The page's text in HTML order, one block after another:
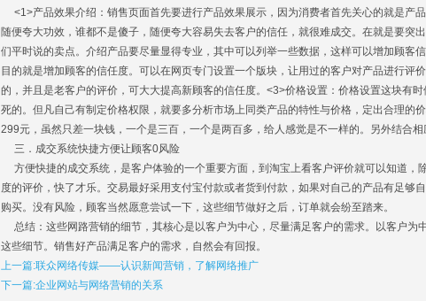
<1>产品效果介绍：销售页面首先要进行产品效果展示，因为消费者首先关心的就是产
随便夸大功效，谁都不是傻子，随便夸大容易失去客户的信任，就很难成交。在就是要突
们平时说的卖点。介绍产品要尽量显得专业，其中可以列举一些数据，这样可以增加顾客
目的就是增加顾客的信任度。可以在网页专门设置一个版块，让用过的客户对产品进行评
的，并且是老客户的评价，可大大提高新顾客的信任度。<3>价格设置：价格设置这块有
死的。但凡自己有制定价格权限，就要多分析市场上同类产品的特性与价格，定出合理的
299元，虽然只差一块钱，一个是三百，一个是两百多，给人感觉是不一样的。另外结合相
三．成交系统快捷方便让顾客0风险
方便快捷的成交系统，是客户体验的一个重要方面，到淘宝上看客户评价就可以知道，
度的评价，快了才乐。交易最好采用支付宝付款或者货到付款，如果对自己的产品有足够
购买。没有风险，顾客当然愿意尝试一下，这些细节做好之后，订单就会纷至踏来。
总结：这些网路营销的细节，其核心是以客户为中心，尽量满足客户的需求。以客户为
这些细节。销售好产品满足客户的需求，自然会有回报。
上一篇:联众网络传媒——认识新闻营销，了解网络推广
下一篇:企业网站与网络营销的关系